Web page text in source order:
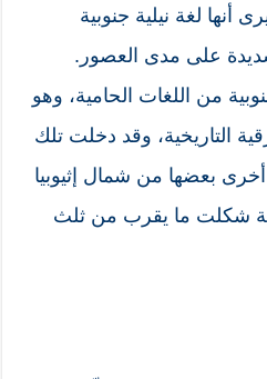
أنها لغة نيلية جنوبية
على مدى العصور.
من اللغات الحامية، وهو
التاريخية، وقد دخلت تلك
بعضها من شمال إثيوبيا
شكلت ما يقرب من ثلث